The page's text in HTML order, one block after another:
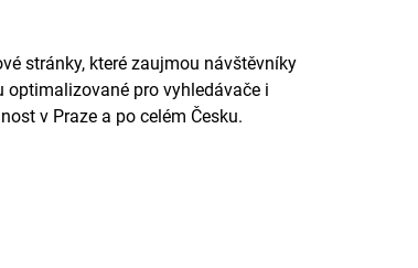
stránky, které zaujmou návštěvníky
optimalizované pro vyhledávače i
v Praze a po celém Česku.